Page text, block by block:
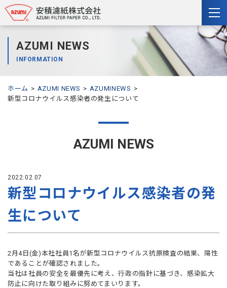
AZUMI NEWS
INFORMATION
ホーム AZUMI NEWS
AZUMINEWS
新型コロナウイルス感染者の発生について
AZUMI NEWS
2022.02.07
新型コロナウイルス感染者の発
生について
2月4日(金)本社社員1名が新型コロナウイルス抗原検査の結果、陽性
であることが確認されました。
当社は社員の安全を最優先に考え、行政の指針に基づき、感染拡大
防止に向けた取り組みに努めてまいります。